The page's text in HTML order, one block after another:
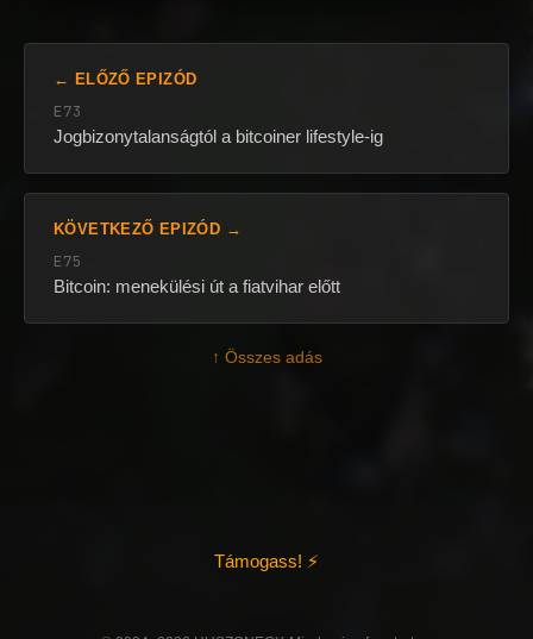
← ELŐZŐ EPIZÓD
E73
Jogbizonytalanságtól a bitcoiner lifestyle-ig
KÖVETKEZŐ EPIZÓD →
E75
Bitcoin: menekülési út a fiatvihar előtt
↑ Összes adás
Támogass! ⚡